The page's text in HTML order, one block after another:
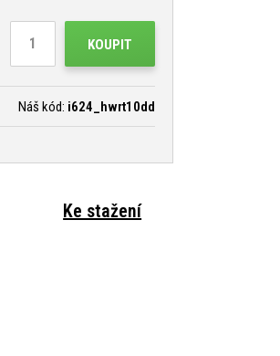
KOUPIT
Náš kód: i624_hwrt10dd
Ke stažení